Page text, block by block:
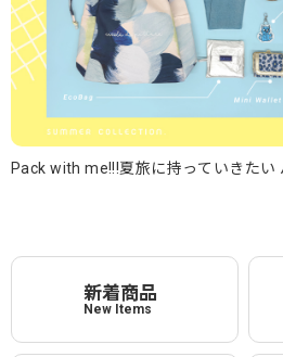
Pack with me!!!夏旅に持っていきた
新着商品
New Items